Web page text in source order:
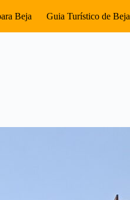
Beja Guia Turístico de Beja